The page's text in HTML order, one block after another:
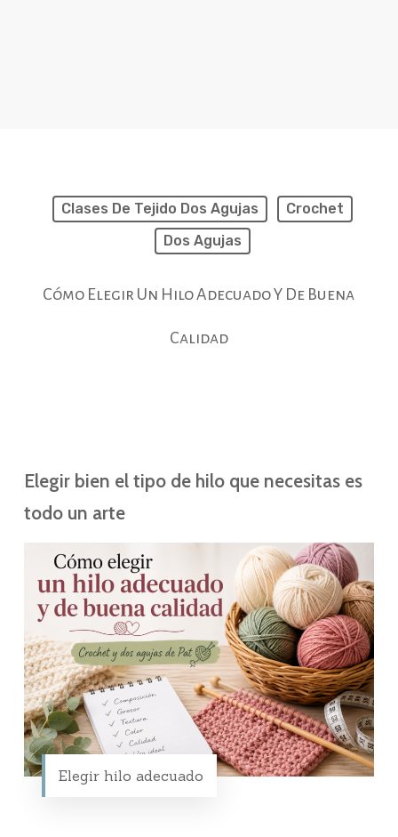
Clases De Tejido Dos Agujas
Crochet
Dos Agujas
Cómo Elegir Un Hilo Adecuado Y De Buena
Calidad
Elegir bien el tipo de hilo que necesitas es
todo un arte
Elegir hilo adecuado